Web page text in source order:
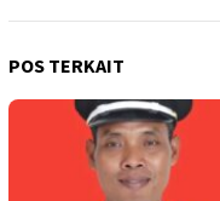
POS TERKAIT